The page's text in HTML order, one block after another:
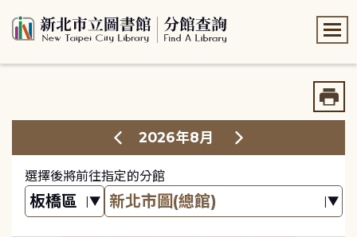
2026年8月
選擇後將前往指定的分館